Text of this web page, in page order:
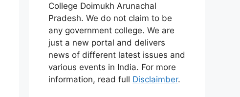
College Doimukh Arunachal
Pradesh. We do not claim to be
any government college. We are
just a new portal and delivers
news of different latest issues and
various events in India. For more
information, read full Disclaimber.